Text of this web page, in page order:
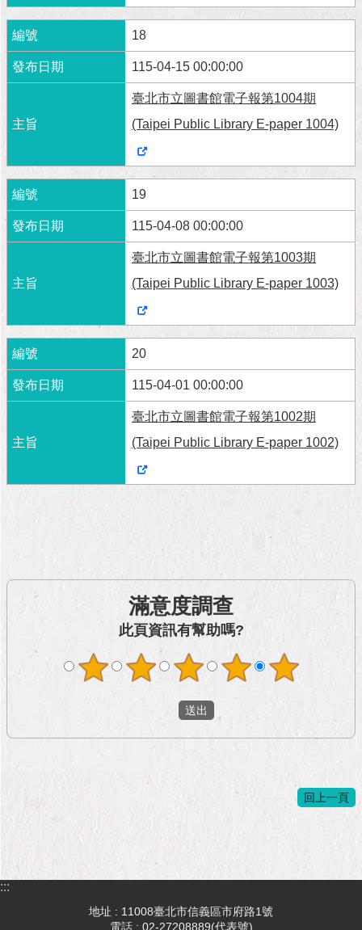
18
115-04-15 00:00:00
臺北市立圖書館電子報第1004期
(Taipei Public Library E-paper 1004)
19
115-04-08 00:00:00
臺北市立圖書館電子報第1003期
(Taipei Public Library E-paper 1003)
20
115-04-01 00:00:00
臺北市立圖書館電子報第1002期
(Taipei Public Library E-paper 1002)
滿意度調查
此頁資訊有幫助嗎?
回上一頁
:::
地址 : 11008臺北市信義區市府路1號
電話 : 02-27208889(代表號)